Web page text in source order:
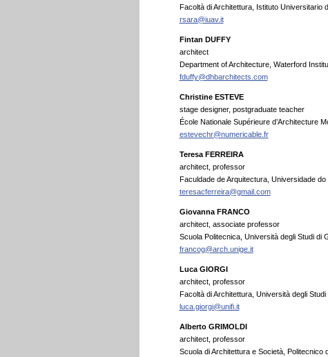
Facoltà di Architettura, Istituto Universitario
rsara@iuav.it
Fintan DUFFY
architect
Department of Architecture, Waterford
fduffy@dhbarchitects.com
Christine ESTEVE
stage designer, postgraduate teacher
École Nationale Supérieure d’Architecture
estevechr@numericable.fr
Teresa FERREIRA
architect, professor
Faculdade de Arquitectura, Universidade do
teresacferreira@gmail.com
Giovanna FRANCO
architect, associate professor
Scuola Politecnica, Università degli Studi di
francog@arch.unige.it
Luca GIORGI
architect, professor
Facoltà di Architettura, Università degli
luca.giorgi@unifi.it
Alberto GRIMOLDI
architect, professor
Scuola di Architettura e Società, Politecnico